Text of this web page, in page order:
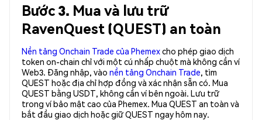
Bước 3. Mua và lưu trữ
RavenQuest (QUEST) an toàn
Nền tảng Onchain Trade của Phemexcho phép giao dịch
token on-chain chỉ với một cú nhấp chuột mà không cần ví
Web3. Đăng nhập, vào nền tảng Onchain Trade, tìm
QUEST hoặc địa chỉ hợp đồng và xác nhận sẵn có. Mua
QUEST bằng USDT, không cần ví bên ngoài. Lưu trữ
trong ví bảo mật cao của Phemex. Mua QUEST an toàn và
bắt đầu giao dịch hoặc giữ QUEST ngay hôm nay.